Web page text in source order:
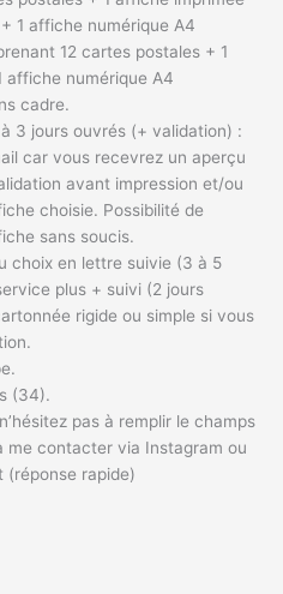
1 affiche numérique A4
12 cartes postales + 1
affiche numérique A4
cadre.
3 jours ouvrés (+ validation) :
car vous recevrez un aperçu
avant impression et/ou
choisie. Possibilité de
sans soucis.
choix en lettre suivie (3 à 5
plus + suivi (2 jours
rigide ou simple si vous
(34).
pas à remplir le champs
me contacter via Instagram ou
(réponse rapide)